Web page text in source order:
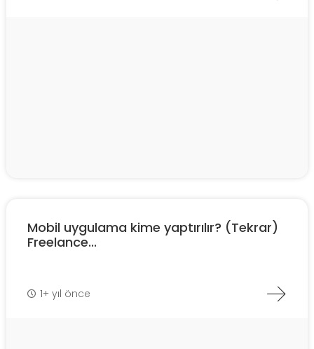
Mobil uygulama kime yaptırılır? (Tekrar)
Freelance...
1+ yıl önce